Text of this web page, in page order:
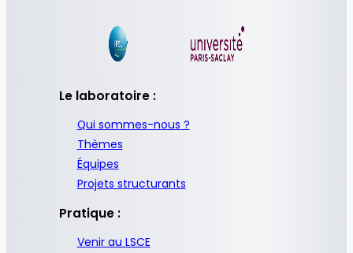
Le laboratoire :
Qui sommes-nous ?
Thèmes
Équipes
Projets structurants
Pratique :
Venir au LSCE